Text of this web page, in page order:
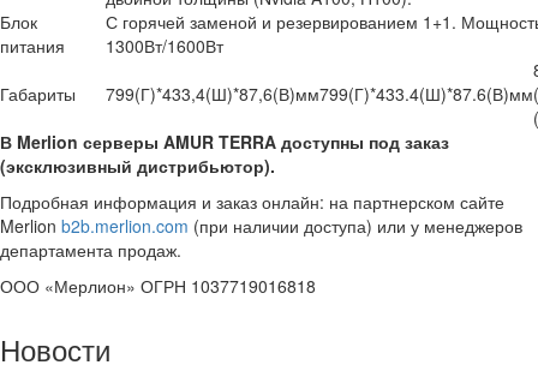
Блок
питания
С горячей заменой и резервированием 1+1.
1300Вт/1600Вт
Габариты
799(Г)*433,4(Ш)*87,6(В)мм799(Г)*433.4(Ш)*87.6(В)мм
В Merlion серверы AMUR TERRA доступны под заказ
(эксклюзивный дистрибьютор).
Подробная информация и заказ онлайн: на партнерском сайте
Merlion b2b.merlion.com (при наличии доступа) или у менеджеров
департамента продаж.
ООО «Мерлион» ОГРН 1037719016818
Новости